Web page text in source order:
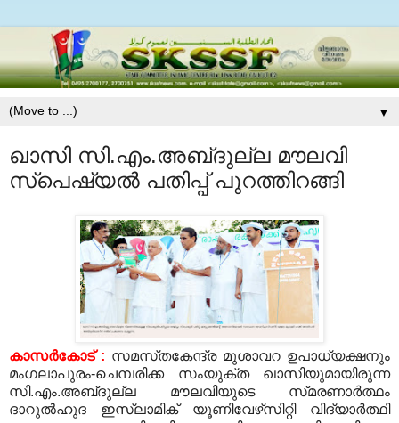
▼
ഖാസി സി.എം.അബ്‌ദുല്ല മൗലവി
സ്‌പെഷ്യല്‍ പതിപ്പ്‌ പുറത്തിറങ്ങി
കാസര്‍കോട്‌ : സമസ്‌തകേന്ദ്ര മുശാവറ ഉപാധ്യക്ഷനും
മംഗലാപുരം-ചെമ്പരിക്ക സംയുക്ത ഖാസിയുമായിരുന്ന
സി.എം.അബ്‌ദുല്ല മൗലവിയുടെ സ്‌മരണാര്‍ത്ഥം
ദാറുല്‍ഹുദ ഇസ്ലാമിക്‌ യൂണിവേഴ്‌സിറ്റി വിദ്യാര്‍ത്ഥി